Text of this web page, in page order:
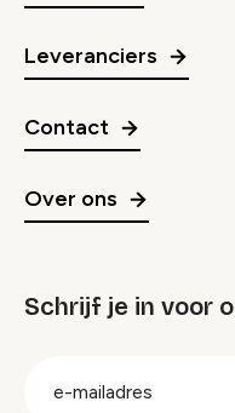
Leveranciers
Contact
Over ons
Schrijf je in voor